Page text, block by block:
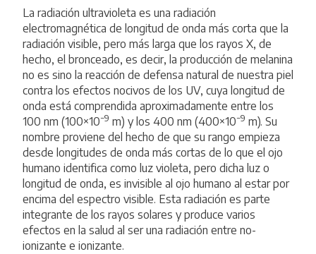
La radiación ultravioleta es una radiación
electromagnética de longitud de onda más corta que la
radiación visible, pero más larga que los rayos X, de
hecho, el bronceado, es decir, la producción de melanina
no es sino la reacción de defensa natural de nuestra piel
contra los efectos nocivos de los UV, cuya longitud de
onda está comprendida aproximadamente entre los
100 nm (100×10−9 m) y los 400 nm (400×10−9 m). Su
nombre proviene del hecho de que su rango empieza
desde longitudes de onda más cortas de lo que el ojo
humano identifica como luz violeta, pero dicha luz o
longitud de onda, es invisible al ojo humano al estar por
encima del espectro visible. Esta radiación es parte
integrante de los rayos solares y produce varios
efectos en la salud al ser una radiación entre no-
ionizante e ionizante.